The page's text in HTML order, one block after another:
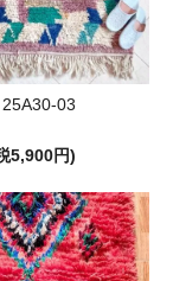
03
5,900円)